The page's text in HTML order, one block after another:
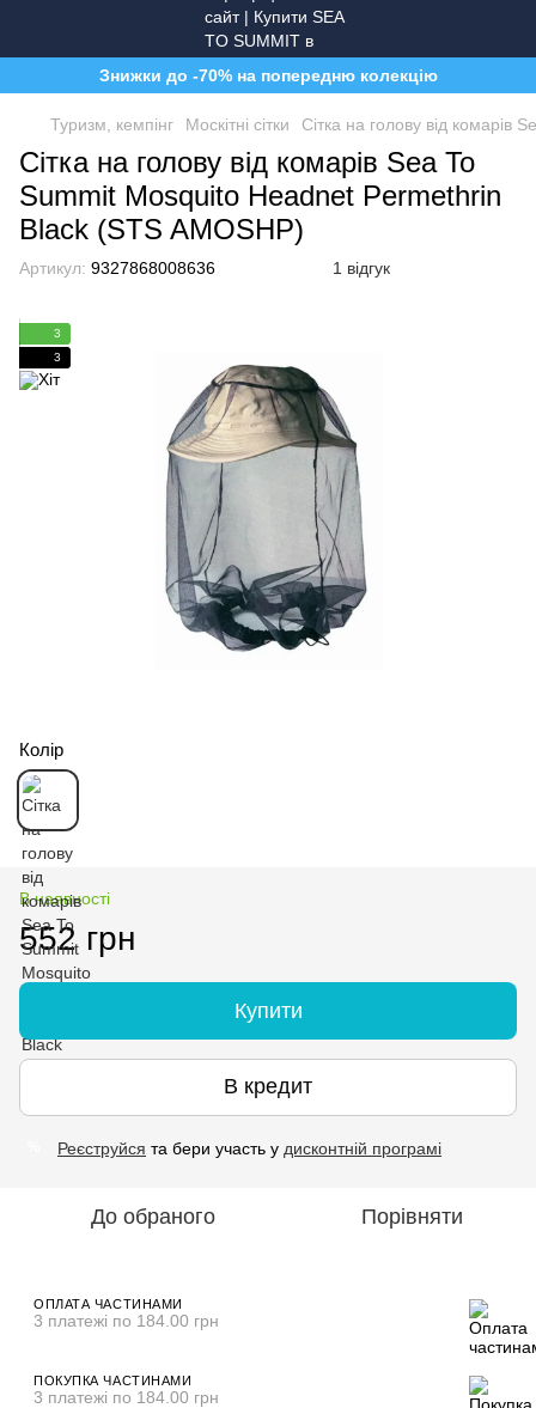
Знижки до -70% на попередню колекцію
Туризм, кемпінг Москітні сітки Сітка на голову від
Сітка на голову від комарів Sea To
Summit Mosquito Headnet Permethrin
Black (STS AMOSHP)
Артикул: 9327868008636 1 відгук
3
3
Колір
В наявності
552 грн
Купити
В кредит
Реєструйся та бери участь у дисконтній програмі
До обраного Порівняти
ОПЛАТА ЧАСТИНАМИ
3 платежі по 184.00 грн
ПОКУПКА ЧАСТИНАМИ
3 платежі по 184.00 грн